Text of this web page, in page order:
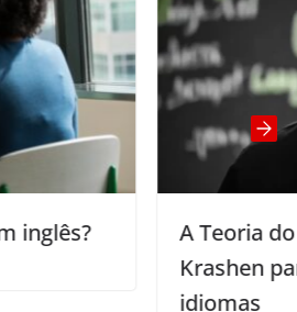
do Input Compreensível de
para o aprendizado de